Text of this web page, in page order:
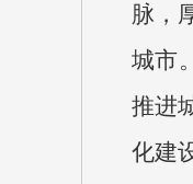
脉，
城市
推进
化建